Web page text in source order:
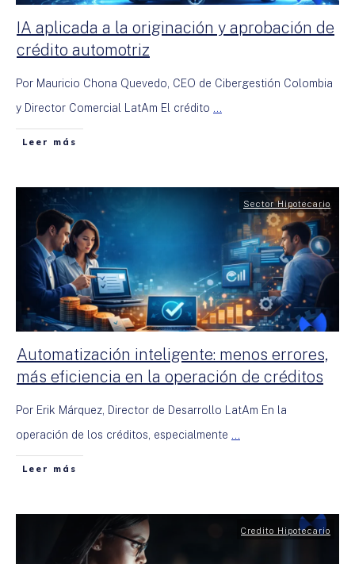
IA aplicada a la originación y aprobación de
crédito automotriz
Por Mauricio Chona Quevedo, CEO de Cibergestión Colombia
y Director Comercial LatAm El crédito ...
Leer más
Sector Hipotecario
Automatización inteligente: menos errores,
más eficiencia en la operación de créditos
Por Erik Márquez, Director de Desarrollo LatAm En la
operación de los créditos, especialmente ...
Leer más
Credito Hipotecario